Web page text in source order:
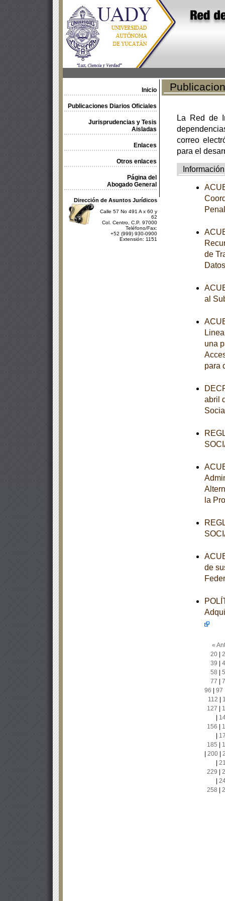
Inicio
Publicaciones Diarios Oficiales
Jurisprudencias y Tesis
Aisladas
Enlaces
Otros enlaces
Página del
Abogado General
Dirección de Asuntos Jurídicos
Calle 57 No 491 A x 60 y
62
Col. Centro, C.P. 97000
Teléfono/Fax:
+52 (999) 930-0900
Extensión: 1151
La Red de
correo
para el
Información
de
al
una
para
abril
la
de
«
20|
39
58
77
96
97
112
127
156
185
200|
229
258